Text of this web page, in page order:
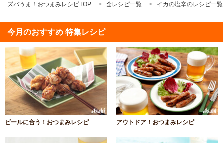
ズバうま！おつまみレシピTOP 全レシピ一覧 イカの塩辛のレシピ一覧
今月のおすすめ 特集レシピ
ビールに合う！おつまみレシピ アウトドア！おつまみレシピ